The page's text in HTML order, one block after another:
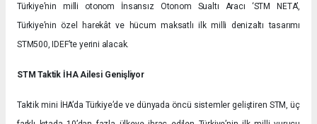
Türkiye’nin milli otonom İnsansız Otonom Sualtı Aracı ‘STM NETA’,
Türkiye’nin özel harekât ve hücum maksatlı ilk milli denizaltı tasarımı
STM500, IDEF’te yerini alacak.
STM Taktik İHA Ailesi Genişliyor
Taktik mini İHA’da Türkiye’de ve dünyada öncü sistemler geliştiren STM, üç